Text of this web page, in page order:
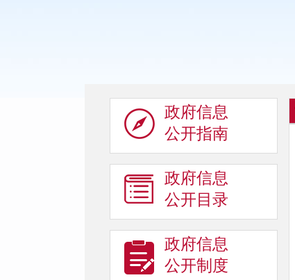
政府信息
公开指南
政府信息
公开目录
政府信息
公开制度